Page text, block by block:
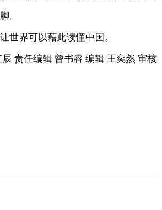
。
世界可以藉此读懂中国。
责任编辑 曾书睿 编辑 王奕然 审核